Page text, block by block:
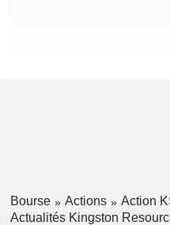
Bourse Actions
Action
Actualités Kingston